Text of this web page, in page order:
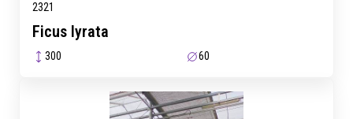
2321
Ficus lyrata
300 60